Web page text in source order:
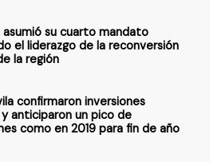
asumió su cuarto mandato
el liderazgo de la reconversión
la región
confirmaron inversiones
anticiparon un pico de
como en 2019 para fin de año